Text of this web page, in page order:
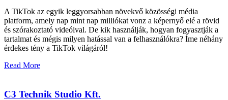
A TikTok az egyik leggyorsabban növekvő közösségi média
platform, amely nap mint nap milliókat vonz a képernyő elé a rövid
és szórakoztató videóival. De kik használják, hogyan fogyasztják a
tartalmat és mégis milyen hatással van a felhasználókra? Íme néhány
érdekes tény a TikTok világáról!
Read More
C3 Technik Studio Kft.